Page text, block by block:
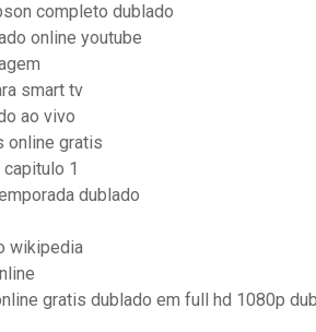
completo dublado
online youtube
smart tv
ao vivo
online gratis
1
dublado
wikipedia
gratis dublado em full hd 1080p